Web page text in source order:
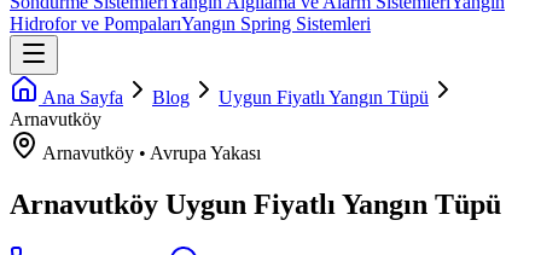
Hidrofor ve PompalarıYangın Spring Sistemleri
Ana Sayfa Blog
Uygun Fiyatlı Yangın Tüpü
Arnavutköy
Arnavutköy • Avrupa Yakası
Arnavutköy Uygun Fiyatlı Yangın Tüpü